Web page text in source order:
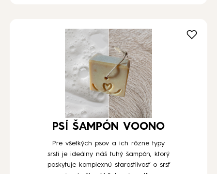
PSÍ ŠAMPÓN VOONO
Pre všetkých psov a ich rôzne typy
srsti je ideálny náš tuhý šampón, ktorý
poskytuje komplexnú starostlivosť o srsť